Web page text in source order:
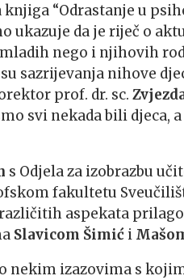
“Odrastanje u
ukazuje da je riječ o
nego i njihovih
sazrijevanja nihove
prof. dr. sc.
svi nekada bili djeca,
s Odjela za izobrazbu
fakultetu
aspekata
Slavicom Šimić i
izazovima s